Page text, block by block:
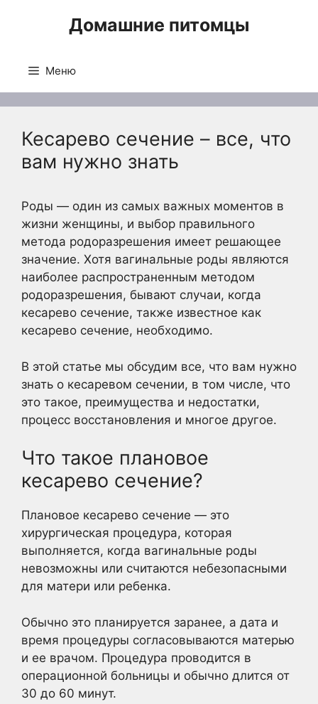
Домашние питомцы
Меню
Кесарево сечение – все, что
вам нужно знать
Роды — один из самых важных моментов в
жизни женщины, и выбор правильного
метода родоразрешения имеет решающее
значение. Хотя вагинальные роды являются
наиболее распространенным методом
родоразрешения, бывают случаи, когда
кесарево сечение, также известное как
кесарево сечение, необходимо.
В этой статье мы обсудим все, что вам нужно
знать о кесаревом сечении, в том числе, что
это такое, преимущества и недостатки,
процесс восстановления и многое другое.
Что такое плановое
кесарево сечение?
Плановое кесарево сечение — это
хирургическая процедура, которая
выполняется, когда вагинальные роды
невозможны или считаются небезопасными
для матери или ребенка.
Обычно это планируется заранее, а дата и
время процедуры согласовываются матерью
и ее врачом. Процедура проводится в
операционной больницы и обычно длится от
30 до 60 минут.